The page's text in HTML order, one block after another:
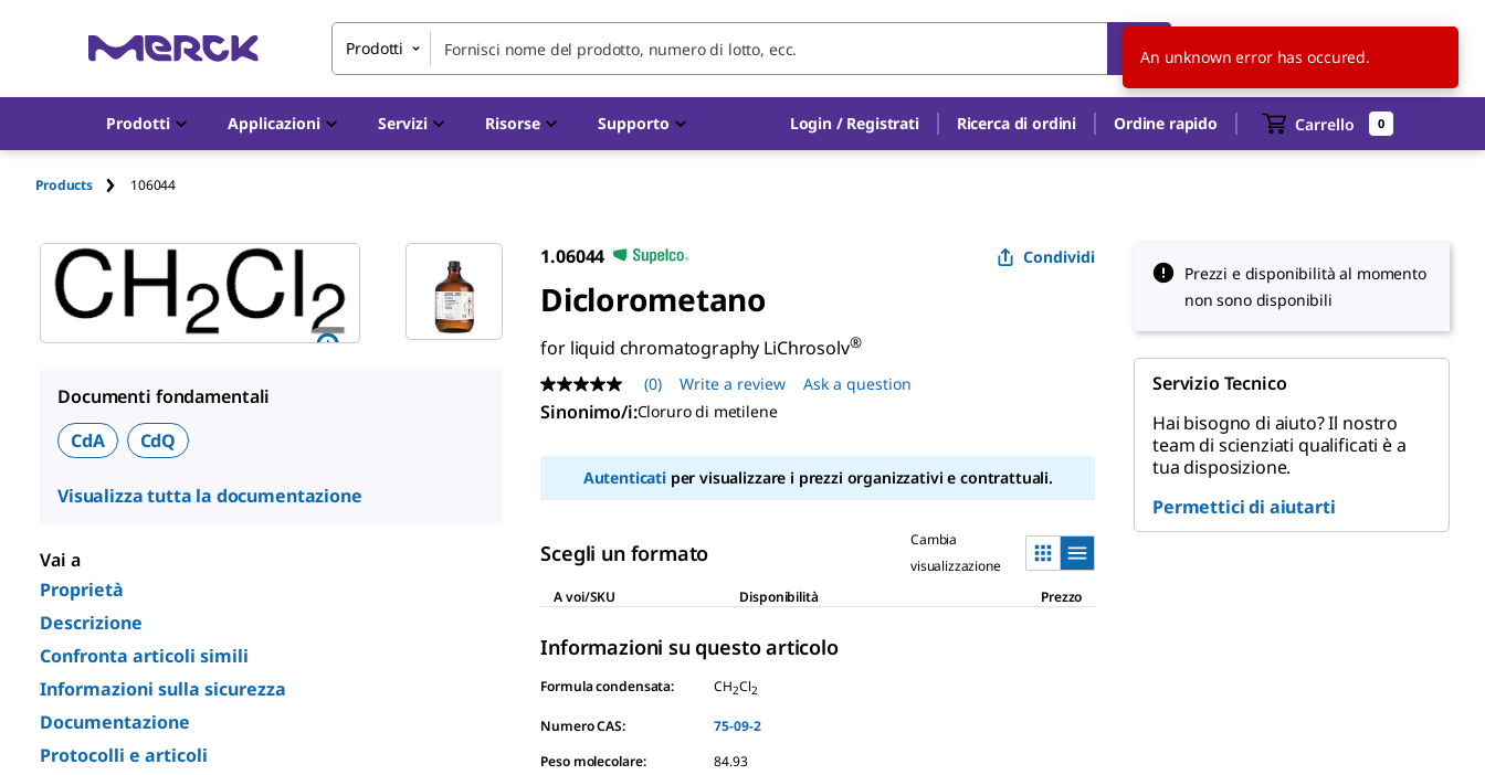
Prodotti IT
Prodotti Applicazioni Servizi Risorse Supporto Login / Registrati Ricerca di ordini Ordine rapido Carrello 0
Products 106044
Documenti fondamentali
CdA
CdQ
Visualizza tutta la documentazione
Vai a
Proprietà
Descrizione
Confronta articoli simili
Informazioni sulla sicurezza
Documentazione
Protocolli e articoli
1.06044 Condividi
Diclorometano
for liquid chromatography LiChrosolv®
No
rating
page
(0) Write a review Ask a question
Sinonimo/i:Cloruro di metilene
Autenticatiper visualizzare i prezzi organizzativi e contrattuali.
Scegli un formato
Cambia
visualizzazione
A voi/SKU
Disponibilità Prezzo
Informazioni su questo articolo
Formula condensata: CH2Cl2
Numero CAS:
75-09-2
Peso molecolare:
84.93
Prezzi e disponibilità al momento
non sono disponibili
Servizio Tecnico
Hai bisogno di aiuto? Il nostro
team di scienziati qualificati è a
tua disposizione.
Permettici di aiutarti
An unknown error has occured.